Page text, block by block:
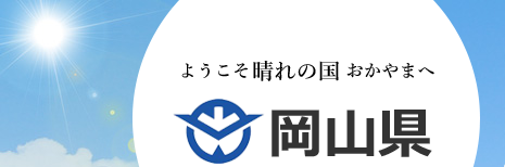
ー
ジ
ニ
ュ